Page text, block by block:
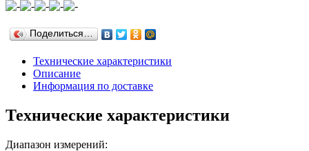
Поделиться…
Технические характеристики
Описание
Информация по доставке
Технические характеристики
Диапазон измерений: